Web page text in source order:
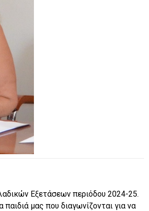
Εξετάσεων περιόδου 2024-25.
μας που διαγωνίζονται για να